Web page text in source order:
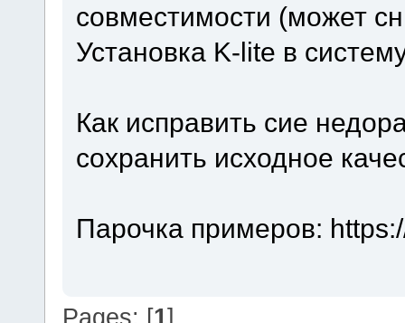
совместимости (может
Установка K-lite в
Как исправить сие
сохранить исходное
Парочка примеров:
Pages: [1]